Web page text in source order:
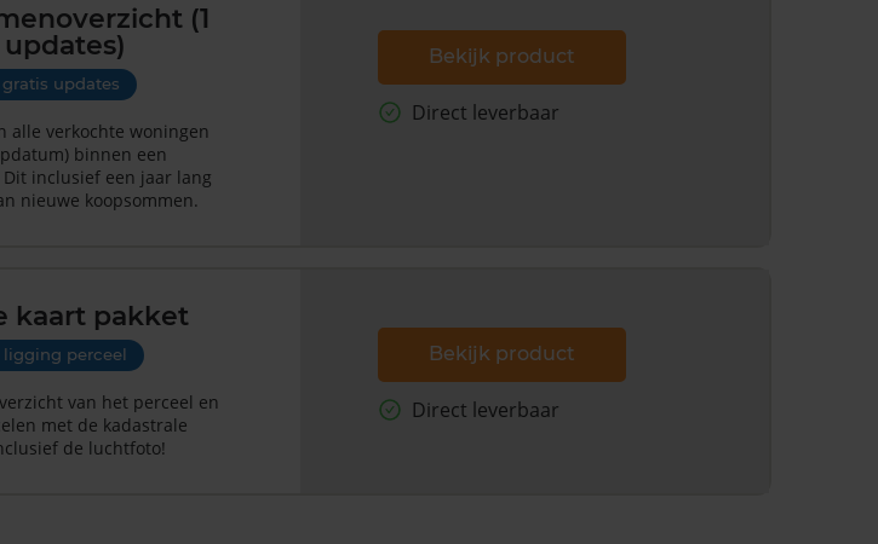
(1
updates
alle verkochte woningen
binnen een
inclusief een jaar lang
nieuwe koopsommen.
Bekijk product
Direct leverbaar
kaart pakket
perceel
van het perceel en
met de kadastrale
de luchtfoto!
Bekijk product
Direct leverbaar